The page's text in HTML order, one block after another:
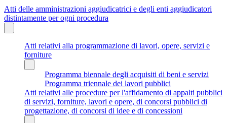
Atti delle amministrazioni aggiudicatrici e degli enti aggiudicatori
distintamente per ogni procedura
Atti relativi alla programmazione di lavori, opere, servizi e
forniture
Programma biennale degli acquisiti di beni e servizi
Programma triennale dei lavori pubblici
Atti relativi alle procedure per l'affidamento di appalti pubblici
di servizi, forniture, lavori e opere, di concorsi pubblici di
progettazione, di concorsi di idee e di concessioni